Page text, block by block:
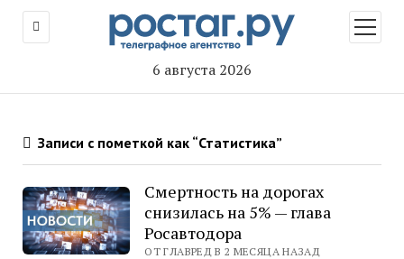
6 августа 2026
меню
Записи с пометкой как “Статистика”
Смертность на дорогах
снизилась на 5% — глава
Росавтодора
ОТ ГЛАВРЕД В 2 МЕСЯЦА НАЗАД